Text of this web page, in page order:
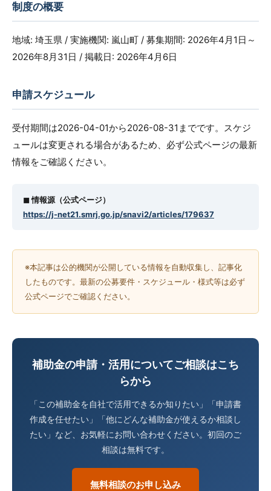
制度の概要
地域: 埼玉県 / 実施機関: 嵐山町 / 募集期間: 2026年4月1日～
2026年8月31日 / 掲載日: 2026年4月6日
申請スケジュール
受付期間は2026-04-01から2026-08-31までです。スケジ
ュールは変更される場合があるため、必ず公式ページの最新
情報をご確認ください。
◼︎ 情報源（公式ページ）
https://j-net21.smrj.go.jp/snavi2/articles/179637
※本記事は公的機関が公開している情報を自動収集し、記事化
したものです。最新の公募要件・スケジュール・様式等は必ず
公式ページでご確認ください。
補助金の申請・活用についてご相談はこち
らから
「この補助金を自社で活用できるか知りたい」「申請書
作成を任せたい」「他にどんな補助金が使えるか相談し
たい」など、お気軽にお問い合わせください。初回のご
相談は無料です。
無料相談のお申し込み